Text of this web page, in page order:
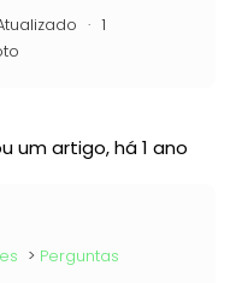
1
um artigo,há 1 ano
Perguntas